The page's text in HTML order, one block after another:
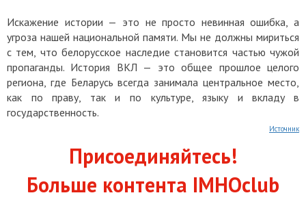
Искажение истории — это не просто невинная ошибка, а
угроза нашей национальной памяти. Мы не должны мириться
с тем, что белорусское наследие становится частью чужой
пропаганды. История ВКЛ — это общее прошлое целого
региона, где Беларусь всегда занимала центральное место,
как по праву, так и по культуре, языку и вкладy в
государственность.
Источник
Присоединяйтесь!
Больше контента IMHOclub